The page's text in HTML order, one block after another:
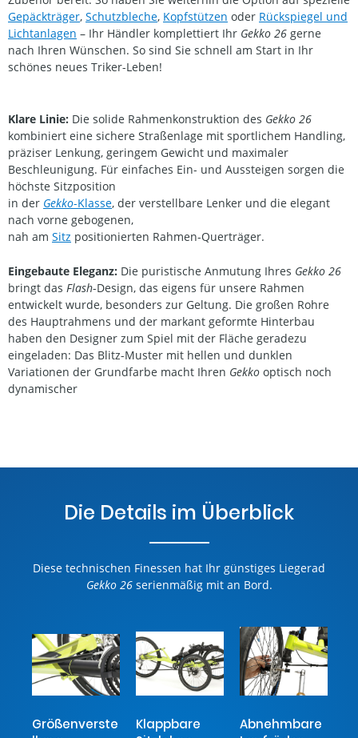
Gepäckträger, Schutzbleche, Kopfstützen oder Rückspiegel und
Lichtanlagen – Ihr Händler komplettiert Ihr Gekko 26 gerne
nach Ihren Wünschen. So sind Sie schnell am Start in Ihr
schönes neues Triker-Leben!
Klare Linie: Die solide Rahmenkonstruktion des Gekko 26
kombiniert eine sichere Straßenlage mit sportlichem Handling,
präziser Lenkung, geringem Gewicht und maximaler
Beschleunigung. Für einfaches Ein- und Aussteigen sorgen die
höchste Sitzposition
in der Gekko-Klasse, der verstellbare Lenker und die elegant
nach vorne gebogenen,
nah am Sitz positionierten Rahmen-Querträger.
Eingebaute Eleganz: Die puristische Anmutung Ihres Gekko 26
bringt das Flash-Design, das eigens für unsere Rahmen
entwickelt wurde, besonders zur Geltung. Die großen Rohre
des Hauptrahmens und der markant geformte Hinterbau
haben den Designer zum Spiel mit der Fläche geradezu
eingeladen: Das Blitz-Muster mit hellen und dunklen
Variationen der Grundfarbe macht Ihren Gekko optisch noch
dynamischer
Die Details im Überblick
Diese technischen Finessen hat Ihr günstiges Liegerad
Gekko 26serienmäßig mit an Bord.
Größenverste
Klappbare
Abnehmbare